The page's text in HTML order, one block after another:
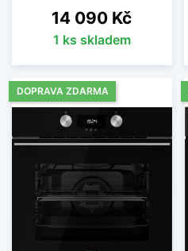
Cena
14 090 Kč
1 ks skladem
DOPRAVA ZDARMA